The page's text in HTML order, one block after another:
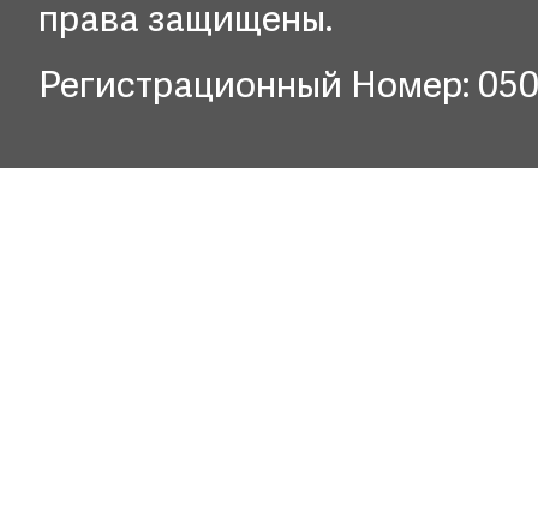
права защищены.
Регистрационный Номер: